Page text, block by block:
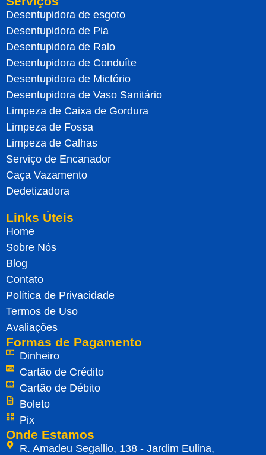
Desentupidora de esgoto
Desentupidora de Pia
Desentupidora de Ralo
Desentupidora de Conduíte
Desentupidora de Mictório
Desentupidora de Vaso Sanitário
Limpeza de Caixa de Gordura
Limpeza de Fossa
Limpeza de Calhas
Serviço de Encanador
Caça Vazamento
Dedetizadora
Links Úteis
Home
Sobre Nós
Blog
Contato
Política de Privacidade
Termos de Uso
Avaliações
Formas de Pagamento
Dinheiro
Cartão de Crédito
Cartão de Débito
Boleto
Pix
Onde Estamos
R. Amadeu Segallio, 138 - Jardim Eulina,